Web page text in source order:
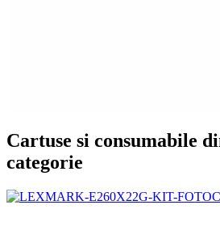
Cartuse si consumabile
categorie